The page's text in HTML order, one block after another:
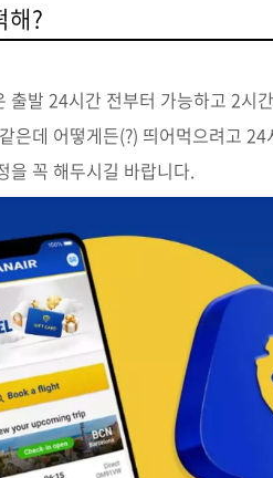
해?
출발 24시간 전부터 가능하고 2시
은데 어떻게든(?) 띄어먹으려고
을 꼭 해두시길 바랍니다.